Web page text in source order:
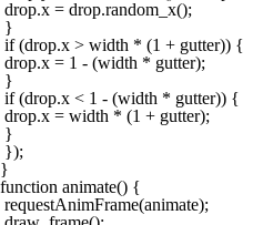
drop.x = drop.random_x();
}
if (drop.x > width * (1 + gutter)) {
drop.x = 1 - (width * gutter);
}
if (drop.x < 1 - (width * gutter)) {
drop.x = width * (1 + gutter);
}
});
}
function animate() {
requestAnimFrame(animate);